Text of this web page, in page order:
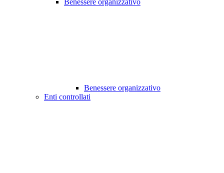
Benessere organizzativo
Benessere organizzativo
Enti controllati